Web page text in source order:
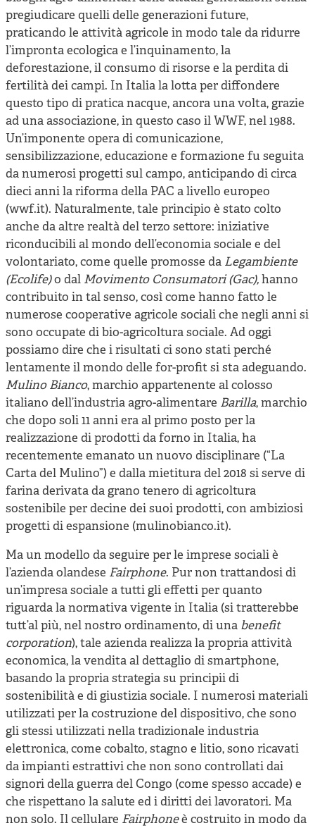
pregiudicare quelli delle generazioni future,
praticando le attività agricole in modo tale da ridurre
l’impronta ecologica e l’inquinamento, la
deforestazione, il consumo di risorse e la perdita di
fertilità dei campi. In Italia la lotta per diffondere
questo tipo di pratica nacque, ancora una volta, grazie
ad una associazione, in questo caso il WWF, nel 1988.
Un’imponente opera di comunicazione,
sensibilizzazione, educazione e formazione fu seguita
da numerosi progetti sul campo, anticipando di circa
dieci anni la riforma della PAC a livello europeo
(wwf.it). Naturalmente, tale principio è stato colto
anche da altre realtà del terzo settore: iniziative
riconducibili al mondo dell’economia sociale e del
volontariato, come quelle promosse da Legambiente
(Ecolife)o dal Movimento Consumatori (Gac),hanno
contribuito in tal senso, così come hanno fatto le
numerose cooperative agricole sociali che negli anni si
sono occupate di bio-agricoltura sociale. Ad oggi
possiamo dire che i risultati ci sono stati perché
lentamente il mondo delle for-profit si sta adeguando.
Mulino Bianco, marchio appartenente al colosso
italiano dell’industria agro-alimentare Barilla, marchio
che dopo soli 11 anni era al primo posto per la
realizzazione di prodotti da forno in Italia, ha
recentemente emanato un nuovo disciplinare (“La
Carta del Mulino”) e dalla mietitura del 2018 si serve di
farina derivata da grano tenero di agricoltura
sostenibile per decine dei suoi prodotti, con ambiziosi
progetti di espansione (mulinobianco.it).
Ma un modello da seguire per le imprese sociali è
l’azienda olandese Fairphone. Pur non trattandosi di
un’impresa sociale a tutti gli effetti per quanto
riguarda la normativa vigente in Italia (si tratterebbe
tutt’al più, nel nostro ordinamento, di una benefit
corporation), tale azienda realizza la propria attività
economica, la vendita al dettaglio di smartphone,
basando la propria strategia su principii di
sostenibilità e di giustizia sociale. I numerosi materiali
utilizzati per la costruzione del dispositivo, che sono
gli stessi utilizzati nella tradizionale industria
elettronica, come cobalto, stagno e litio, sono ricavati
da impianti estrattivi che non sono controllati dai
signori della guerra del Congo (come spesso accade) e
che rispettano la salute ed i diritti dei lavoratori. Ma
non solo. Il cellulare Fairphoneè costruito in modo da